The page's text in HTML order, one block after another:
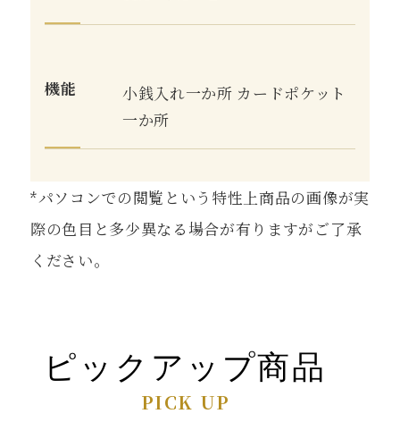
機能
小銭入れ一か所 カードポケット
一か所
*パソコンでの閲覧という特性上商品の画像が実
際の色目と多少異なる場合が有りますがご了承
ください。
ピックアップ商品
PICK UP